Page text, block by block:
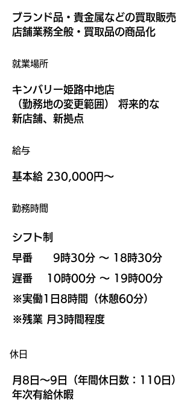
​ブランド品・貴金属などの買取販売
店舗業務全般・買取品の商品化
​就業場所
​キンバリー姫路中地店
​（勤務地の変更範囲） 将来的な
新店舗、新拠点
​給与
基本給 230,000円〜
​勤務時間
シフト制
早番 9時30分 〜 18時30分
遅番 10時00分 ～ 19時00分
​※実働1日8時間（休憩60分）
※残業 月3時間程度
​休日
月8日～9日（年間休日数：110日）
年次有給休暇